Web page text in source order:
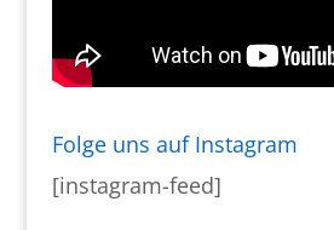
Folge uns auf Instagram
[instagram-feed]